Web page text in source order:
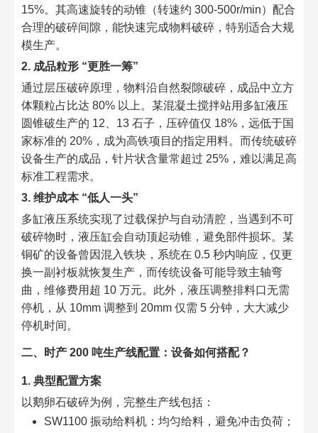
15%。其高速旋转的动锥（转速约 300-500r/min）配合
合理的破碎间隙，能快速完成物料破碎，特别适合大规
模生产。​
2. 成品粒形 “更胜一筹”​
通过层压破碎原理，物料沿自然裂隙破碎，成品中立方
体颗粒占比达 80% 以上。某混凝土搅拌站用多缸液压
圆锥破生产的 12、13 石子，压碎值仅 18%，远低于国
家标准的 20%，成为高铁项目的指定用料。而传统破碎
设备生产的成品，针片状含量常超过 25%，难以满足高
标准工程需求。​
3. 维护成本 “低人一头”​
多缸液压系统实现了过载保护与自动清腔，当遇到不可
破碎物时，液压缸会自动顶起动锥，避免部件损坏。某
铜矿的设备曾因混入铁块，系统在 0.5 秒内响应，仅更
换一副衬板就恢复生产，而传统设备可能导致主轴弯
曲，维修费用超 10 万元。此外，液压调整排料口无需
停机，从 10mm 调整到 20mm 仅需 5 分钟，大大减少
停机时间。​
二、时产 200 吨生产线配置：设备如何搭配？​
1. 典型配置方案​
以鹅卵石破碎为例，完整生产线包括：​
SW1100 振动给料机：均匀给料，避免冲击负荷；​